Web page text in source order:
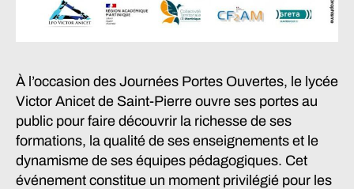
À l’occasion des Journées Portes Ouvertes, le lycée
Victor Anicet de Saint-Pierre ouvre ses portes au
public pour faire découvrir la richesse de ses
formations, la qualité de ses enseignements et le
dynamisme de ses équipes pédagogiques. Cet
événement constitue un moment privilégié pour les